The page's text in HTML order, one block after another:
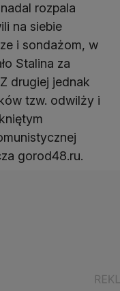
rozpala
na siebie
i sondażom, w
Stalina za
drugiej jednak
tzw. odwilży i
gorod48.ru.